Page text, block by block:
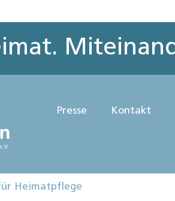
Presse Kontakt
Heimatpflege